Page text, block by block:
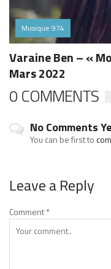
Musique 974
Varaine Ben – «
Mars 2022
0 COMMENTS
No Comments
You can be first to
Leave a Reply
Comment*